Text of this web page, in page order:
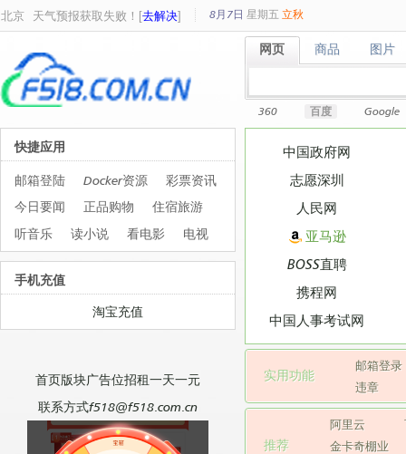
北京 天气预报获取失败！[去解决] 8月7日 星期五 立秋
网页
网页 商品
商品 图片
图片
360 百度 Google
中国政府网
志愿深圳
人民网
亚马逊
BOSS直聘
携程网
中国人事考试网
实用功能
邮箱登录
违章
推荐
阿里云
金卡奇棚业
快捷应用
邮箱登陆 Docker资源
彩票资讯
今日要闻
正品购物
住宿旅游
听音乐
读小说 看电影 电视
手机充值
淘宝充值
首页版块广告位招租一天一元
联系方式f518@f518.com.cn